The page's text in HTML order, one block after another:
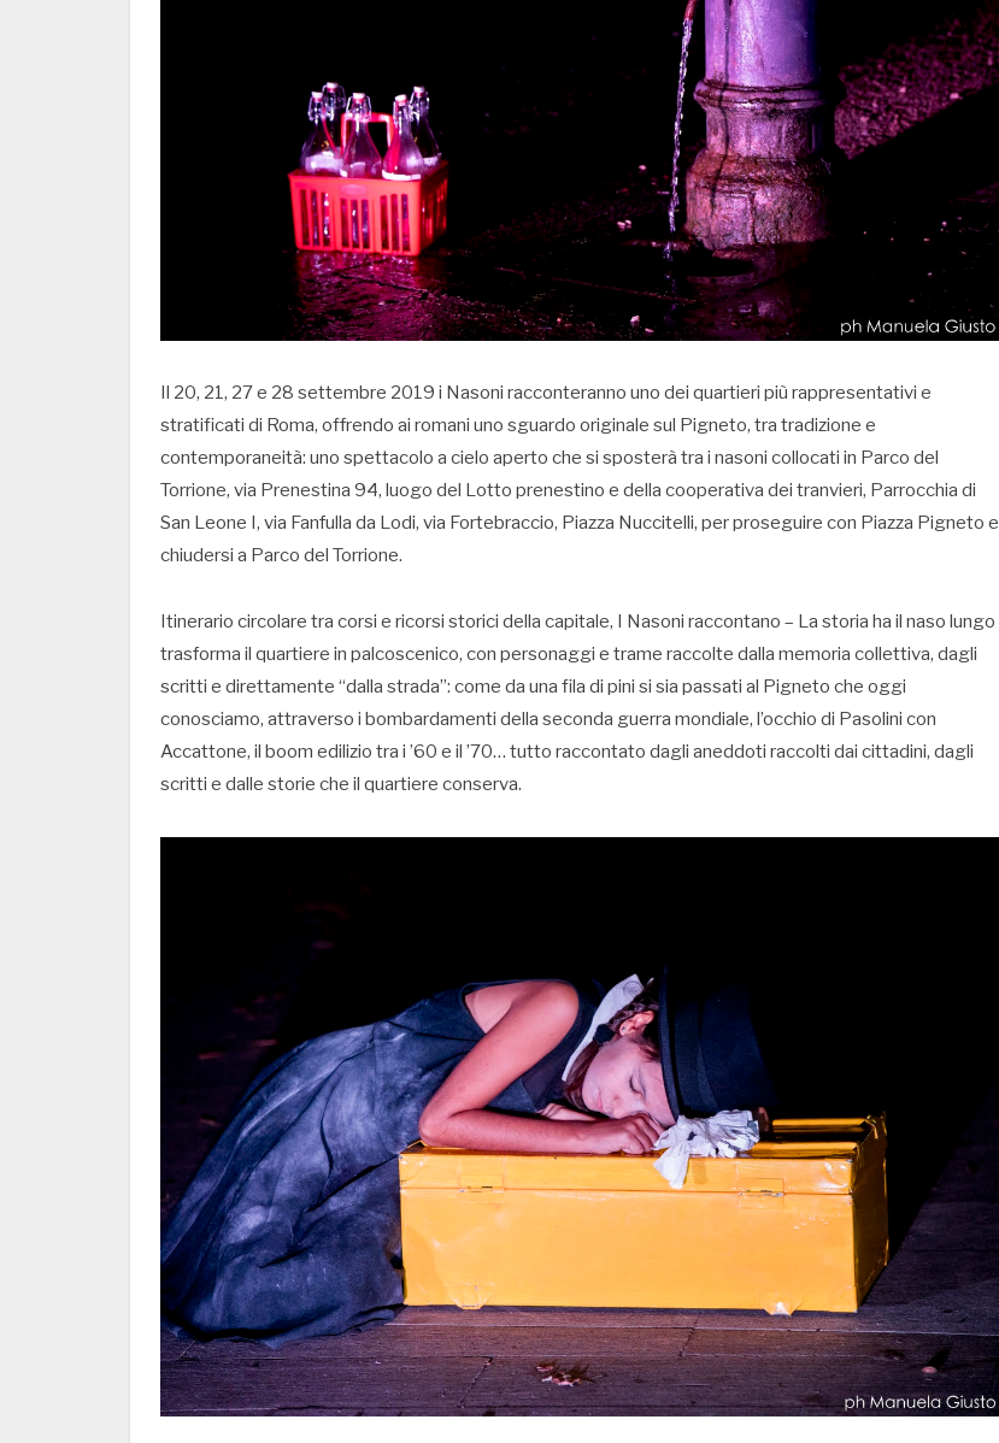
Il 20, 21, 27 e 28 settembre 2019 i Nasoni racconteranno uno dei quartieri più rappresentativi e
stratificati di Roma, offrendo ai romani uno sguardo originale sul Pigneto, tra tradizione e
contemporaneità: uno spettacolo a cielo aperto che si sposterà tra i nasoni collocati in Parco del
Torrione, via Prenestina 94, luogo del Lotto prenestino e della cooperativa dei tranvieri, Parrocchia di
San Leone I, via Fanfulla da Lodi, via Fortebraccio, Piazza Nuccitelli, per proseguire con Piazza Pigneto e
chiudersi a Parco del Torrione.
Itinerario circolare tra corsi e ricorsi storici della capitale, I Nasoni raccontano – La storia ha il naso lungo
trasforma il quartiere in palcoscenico, con personaggi e trame raccolte dalla memoria collettiva, dagli
scritti e direttamente “dalla strada”: come da una fila di pini si sia passati al Pigneto che oggi
conosciamo, attraverso i bombardamenti della seconda guerra mondiale, l’occhio di Pasolini con
Accattone, il boom edilizio tra i ’60 e il ’70… tutto raccontato dagli aneddoti raccolti dai cittadini, dagli
scritti e dalle storie che il quartiere conserva.